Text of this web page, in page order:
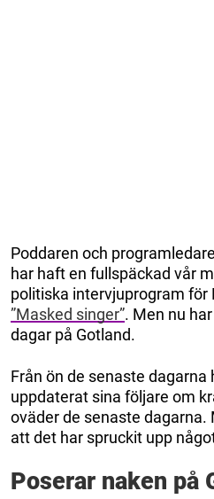
Poddaren och
har haft en fullspäckad vår
politiska intervjuprogram för
”Masked singer”. Men nu
dagar på Gotland.
Från ön de senaste dagarna
uppdaterat sina följare om
oväder de senaste dagarna.
att det har spruckit upp
Poserar naken på